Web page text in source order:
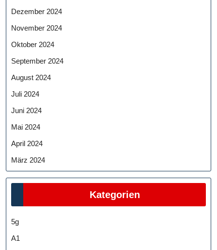
Dezember 2024
November 2024
Oktober 2024
September 2024
August 2024
Juli 2024
Juni 2024
Mai 2024
April 2024
März 2024
Kategorien
5g
A1